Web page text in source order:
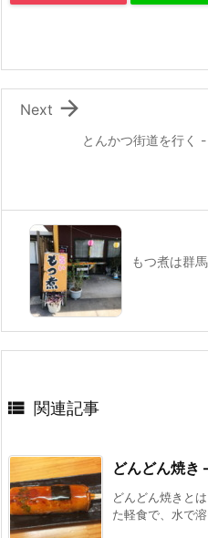
とんかつ街道を行く

Next
もつ煮は群
 関連記事
どんどん焼き
どんどん焼きと
た軽食で、水で